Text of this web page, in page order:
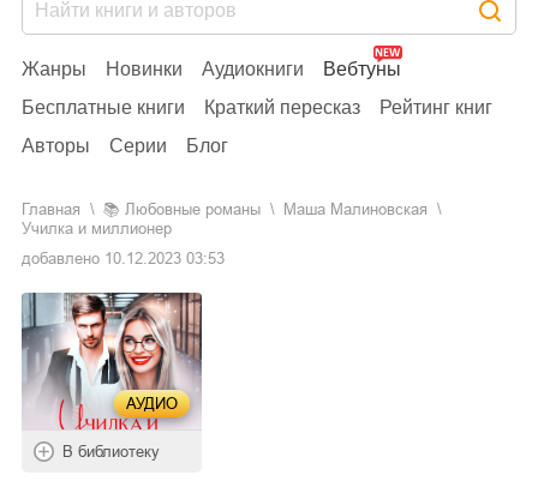
Жанры Новинки Аудиокниги
Вебтуны
Бесплатные книги
Краткий пересказ
Рейтинг книг
Авторы
Серии Блог
Главная 📚 любовные романы
Маша Малиновская
Училка и миллионер
добавлено 10.12.2023 03:53
АУДИО
В библиотеку